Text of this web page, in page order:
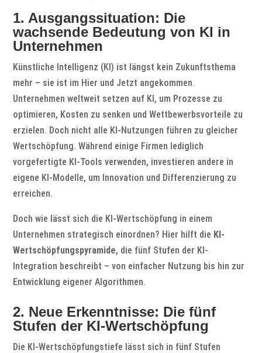
1. Ausgangssituation: Die
wachsende Bedeutung von KI in
Unternehmen
Künstliche Intelligenz (KI) ist längst kein Zukunftsthema
mehr – sie ist im Hier und Jetzt angekommen.
Unternehmen weltweit setzen auf KI, um Prozesse zu
optimieren, Kosten zu senken und Wettbewerbsvorteile zu
erzielen. Doch nicht alle KI-Nutzungen führen zu gleicher
Wertschöpfung. Während einige Firmen lediglich
vorgefertigte KI-Tools verwenden, investieren andere in
eigene KI-Modelle, um Innovation und Differenzierung zu
erreichen.
Doch wie lässt sich die KI-Wertschöpfung in einem
Unternehmen strategisch einordnen? Hier hilft die KI-
Wertschöpfungspyramide, die fünf Stufen der KI-
Integration beschreibt – von einfacher Nutzung bis hin zur
Entwicklung eigener Algorithmen.
2. Neue Erkenntnisse: Die fünf
Stufen der KI-Wertschöpfung
Die KI-Wertschöpfungstiefe lässt sich in fünf Stufen